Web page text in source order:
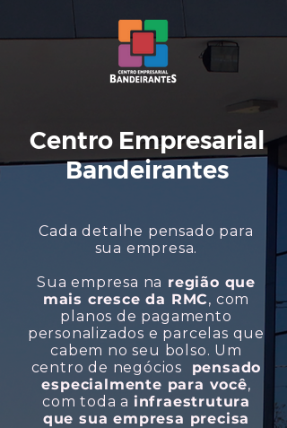
Centro Empresarial
Bandeirantes
Cada detalhe pensado para
sua empresa.
Sua empresa na região que
mais cresce da RMC, com
planos de pagamento
personalizados e parcelas que
cabem no seu bolso. Um
centro de negócios
pensado
especialmente para você,
com toda a infraestrutura
que sua empresa precisa